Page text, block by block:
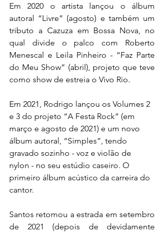
Em 2020 o artista lançou o álbum
autoral “Livre” (agosto) e também um
tributo a Cazuza em Bossa Nova, no
qual divide o palco com Roberto
Menescal e Leila Pinheiro - “Faz Parte
do Meu Show” (abril), projeto que teve
como show de estreia o Vivo Rio.
Em 2021, Rodrigo lançou os Volumes 2
e 3 do projeto “A Festa Rock” (em
março e agosto de 2021) e um novo
álbum autoral, “Simples”, tendo
gravado sozinho - voz e violão de
nylon - no seu estúdio caseiro. O
primeiro álbum acústico da carreira do
cantor.
Santos retomou a estrada em setembro
de 2021 (depois de devidamente